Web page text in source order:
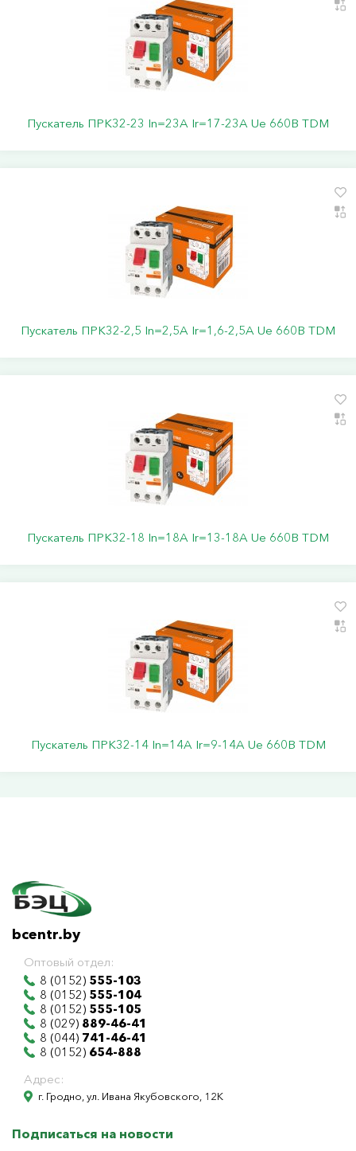
Пускатель ПРК32-23 In=23A Ir=17-23A Ue 660В TDM
Пускатель ПРК32-2,5 In=2,5A Ir=1,6-2,5A Ue 660В TDM
Пускатель ПРК32-18 In=18A Ir=13-18A Ue 660В TDM
Пускатель ПРК32-14 In=14A Ir=9-14A Ue 660В TDM
bcentr.by
Оптовый отдел:
8 (0152) 555-103
8 (0152) 555-104
8 (0152) 555-105
8 (029) 889-46-41
8 (044) 741-46-41
8 (0152) 654-888
Адрес:
г. Гродно, ул. Ивана Якубовского, 12К
Подписаться на новости